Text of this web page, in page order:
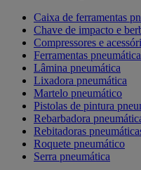
Caixa de ferramentas
Chave de impacto e
Compressores e
Ferramentas
Lâmina pneumática
Lixadora pneumática
Martelo pneumático
Pistolas de pintura
Rebarbadora
Rebitadoras
Roquete pneumático
Serra pneumática